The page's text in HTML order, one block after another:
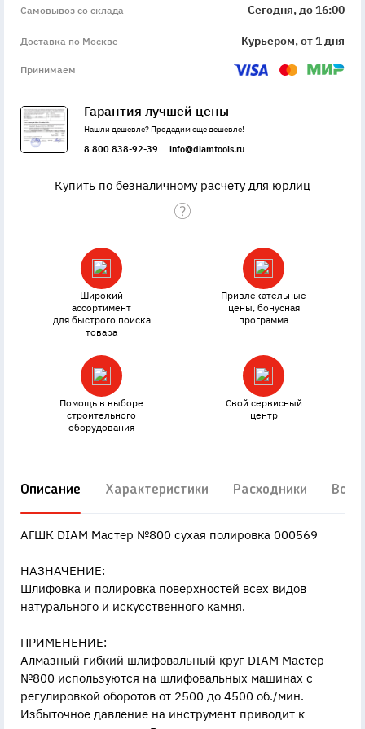
Самовывоз со склада Сегодня, до 16:00
Доставка по Москве Курьером, от 1 дня
Принимаем
Гарантия лучшей цены
Нашли дешевле? Продадим еще дешевле!
8 800 838-92-39 info@diamtools.ru
Купить по безналичному расчету для юрлиц
Широкий
ассортимент
для быстрого поиска
товара
Привлекательные
цены, бонусная
программа
Помощь в выборе
строительного
оборудования
Свой сервисный
центр
Описание Характеристики Расходники
АГШК DIAM Мастер №800 сухая полировка 000569
НАЗНАЧЕНИЕ:
Шлифовка и полировка поверхностей всех видов
натурального и искусственного камня.
ПРИМЕНЕНИЕ:
Алмазный гибкий шлифовальный круг DIAM Мастер
№800 используются на шлифовальных машинах с
регулировкой оборотов от 2500 до 4500 об./мин.
Избыточное давление на инструмент приводит к